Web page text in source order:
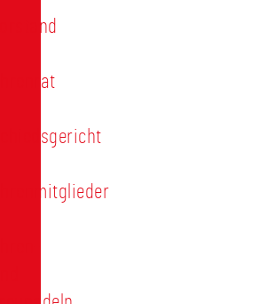
Vorstand
Ehrenrat
Schiedsgericht
Ehrenmitglieder